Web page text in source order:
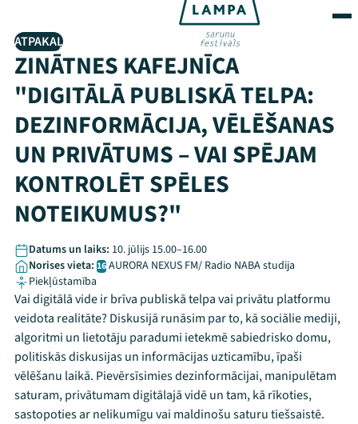
ATPAKAĻ
ZINĀTNES KAFEJNĪCA
"DIGITĀLĀ PUBLISKĀ TELPA:
DEZINFORMĀCIJA, VĒLĒŠANAS
UN PRIVĀTUMS – VAI SPĒJAM
KONTROLĒT SPĒLES
NOTEIKUMUS?"
Datums un laiks: 10. jūlijs 15.00–16.00
Norises vieta: 16AURORA NEXUS FM/ Radio NABA studija
Piekļūstamība
Vai digitālā vide ir brīva publiskā telpa vai privātu platformu
veidota realitāte? Diskusijā runāsim par to, kā sociālie mediji,
algoritmi un lietotāju paradumi ietekmē sabiedrisko domu,
politiskās diskusijas un informācijas uzticamību, īpaši
vēlēšanu laikā. Pievērsīsimies dezinformācijai, manipulētam
saturam, privātumam digitālajā vidē un tam, kā rīkoties,
sastopoties ar nelikumīgu vai maldinošu saturu tiešsaistē.